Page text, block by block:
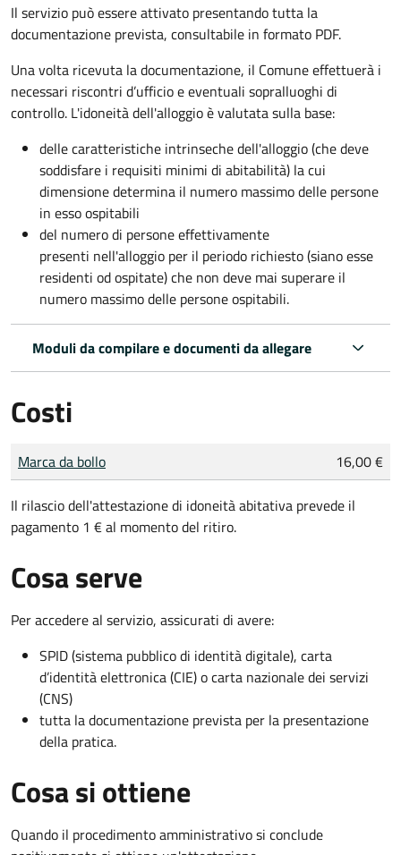
Il servizio può essere attivato presentando tutta la
documentazione prevista, consultabile in formato PDF.
Una volta ricevuta la documentazione, il Comune effettuerà i
necessari riscontri d’ufficio e eventuali sopralluoghi di
controllo. L'idoneità dell'alloggio è valutata sulla base:
delle caratteristiche intrinseche dell'alloggio (che deve
soddisfare i requisiti minimi di abitabilità) la cui
dimensione determina il numero massimo delle persone
in esso ospitabili
del numero di persone effettivamente
presenti nell'alloggio per il periodo richiesto (siano esse
residenti od ospitate) che non deve mai superare il
numero massimo delle persone ospitabili.
Moduli da compilare e documenti da allegare
Costi
Tipo di pagamento
Importo
Marca da bollo 16,00 €
Il rilascio dell'attestazione di idoneità abitativa prevede il
pagamento 1 € al momento del ritiro.
Cosa serve
Per accedere al servizio, assicurati di avere:
SPID (sistema pubblico di identità digitale), carta
d’identità elettronica (CIE) o carta nazionale dei servizi
(CNS)
tutta la documentazione prevista per la presentazione
della pratica.
Cosa si ottiene
Quando il procedimento amministrativo si conclude